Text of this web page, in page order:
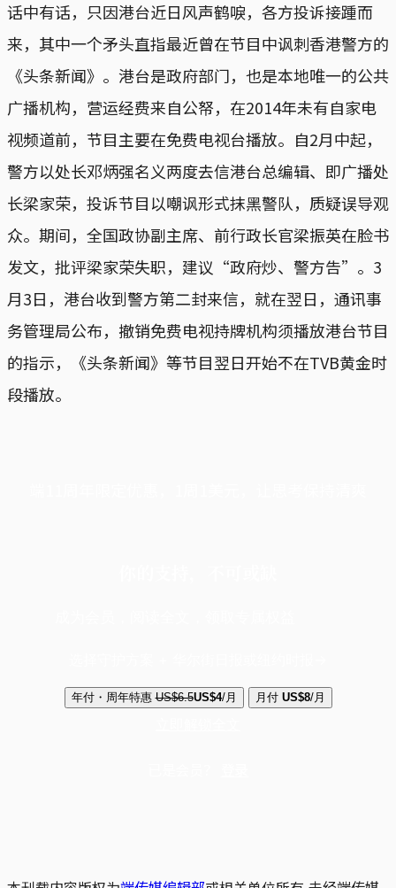
话中有话，只因港台近日风声鹤唳，各方投诉接踵而
来，其中一个矛头直指最近曾在节目中讽刺香港警方的
《头条新闻》。港台是政府部门，也是本地唯一的公共
广播机构，营运经费来自公帑，在2014年未有自家电
视频道前，节目主要在免费电视台播放。自2月中起，
警方以处长邓炳强名义两度去信港台总编辑、即广播处
长梁家荣，投诉节目以嘲讽形式抹黑警队，质疑误导观
众。期间，全国政协副主席、前行政长官梁振英在脸书
发文，批评梁家荣失职，建议“政府炒、警方告”。3
月3日，港台收到警方第二封来信，就在翌日，通讯事
务管理局公布，撤销免费电视持牌机构须播放港台节目
的指示，《头条新闻》等节目翌日开始不在TVB黄金时
段播放。
年付・周年特惠 US$6.5US$4/月 月付 US$8/月